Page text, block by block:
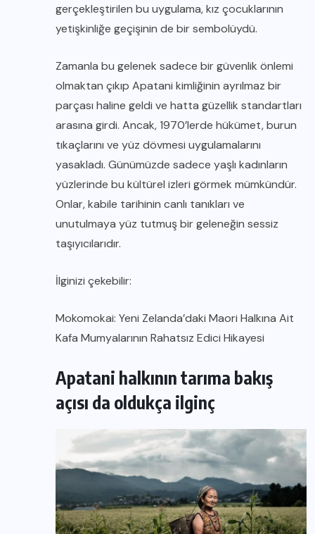
gerçekleştirilen bu uygulama, kız çocuklarının
yetişkinliğe geçişinin de bir sembolüydü.
Zamanla bu gelenek sadece bir güvenlik önlemi
olmaktan çıkıp Apatani kimliğinin ayrılmaz bir
parçası haline geldi ve hatta güzellik standartları
arasına girdi. Ancak, 1970’lerde hükümet, burun
tıkaçlarını ve yüz dövmesi uygulamalarını
yasakladı. Günümüzde sadece yaşlı kadınların
yüzlerinde bu kültürel izleri görmek mümkündür.
Onlar, kabile tarihinin canlı tanıkları ve
unutulmaya yüz tutmuş bir geleneğin sessiz
taşıyıcılarıdır.
İlginizi çekebilir:
Mokomokai: Yeni Zelanda’daki Maori Halkına Ait
Kafa Mumyalarının Rahatsız Edici Hikayesi
Apatani halkının tarıma bakış
açısı da oldukça ilginç